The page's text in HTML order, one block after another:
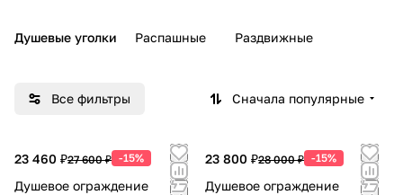
Душевые уголки Распашные Раздвижные
Все фильтры Сначала популярные
23 460 ₽27 600 ₽ -15%
Душевое ограждение
23 800 ₽28 000 ₽ -15%
Душевое ограждение